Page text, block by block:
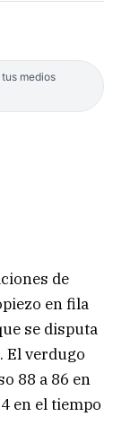
medios
de
en fila
se disputa
El verdugo
88 a 86 en
en el tiempo